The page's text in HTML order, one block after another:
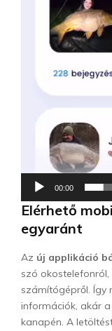
00:00
Elérhető
egyaránt
Az új applikáció
szó
számítógépről. Így
információk, akár
kanapén. A